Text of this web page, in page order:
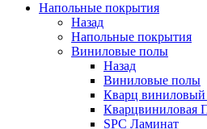
Напольные покрытия
Назад
Напольные покрытия
Виниловые полы
Назад
Виниловые полы
Кварц виниловый
Кварцвиниловая
SPC Ламинат